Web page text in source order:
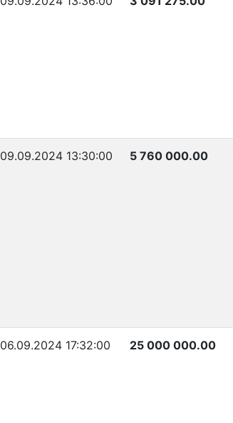
09.09.2024 13:30:00 5 760 000.00
06.09.2024 17:32:00 25 000 000.00